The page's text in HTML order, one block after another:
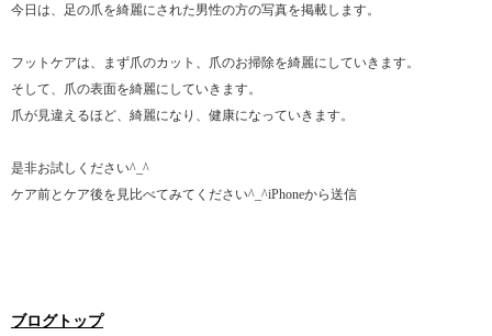
今日は、足の爪を綺麗にされた男性の方の写真を掲載します。
フットケアは、まず爪のカット、爪のお掃除を綺麗にしていきます。
そして、爪の表面を綺麗にしていきます。
爪が見違えるほど、綺麗になり、健康になっていきます。
是非お試しください^_^
ケア前とケア後を見比べてみてください^_^iPhoneから送信
ブログトップ